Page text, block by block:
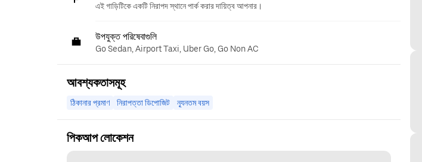
এই গাড়িটিকে একটি নিরাপদ স্থানে পার্ক করার দায়িত্ব আপনার।
উপযুক্ত পরিষেবাগুলি
Go Sedan, Airport Taxi, Uber Go, Go Non AC
আবশ্যকতাসমূহ
ঠিকানার প্রমাণ নিরাপত্তা ডিপোজিট ন্যূনতম বয়স
পিকআপ লোকেশন